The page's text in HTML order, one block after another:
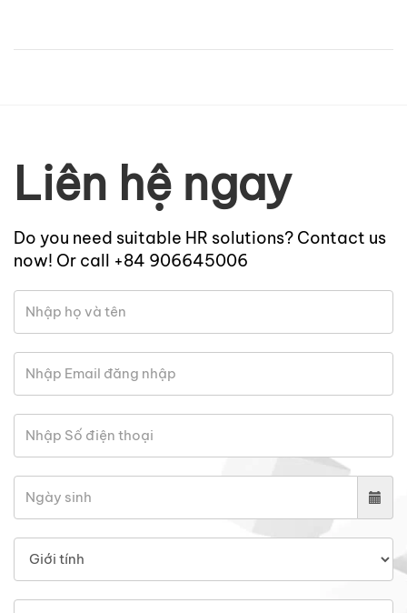
Liên hệ ngay
Do you need suitable HR solutions? Contact us
now! Or call +84 906645006